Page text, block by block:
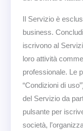
Il Servizio è
business.
iscrivono al
loro attività
professionale. Le
“Condizioni di
del Servizio da
pulsante per
società,